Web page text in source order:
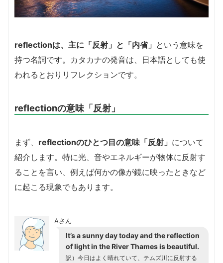
reflectionは、主に「反射」と「内省」 という意味を
持つ名詞です。カタカナの発音は、日本語としても使
われるとおりリフレクションです。
reflectionの意味「反射」
まず、 reflectionのひとつ目の意味「反射」 について
紹介します。特に光、音やエネルギーが物体に反射す
ることを言い、例えば何かの像が鏡に映ったときなど
に起こる現象でもあります。
Aさん
It’s a sunny day today and the reflection
of light in the River Thames is beautiful.
訳）今日はよく晴れていて、テムズ川に反射する